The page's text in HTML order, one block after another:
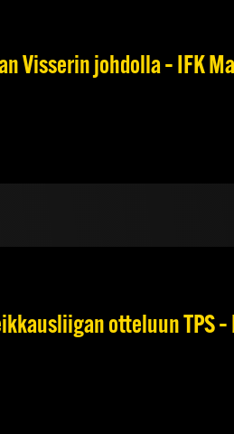
Visserin johdolla – IFK
otteluun TPS